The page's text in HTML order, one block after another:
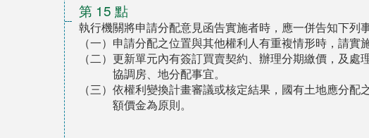
第 15 點
執行機關將申請分配意見函告實施者時，應一併告知下列
（一）申請分配之位置與其他權利人有重複情形時，請實
（二）更新單元內有簽訂買賣契約、辦理分期繳價，及
協調房、地分配事宜。
（三）依權利變換計畫審議或核定結果，國有土地應分
額價金為原則。